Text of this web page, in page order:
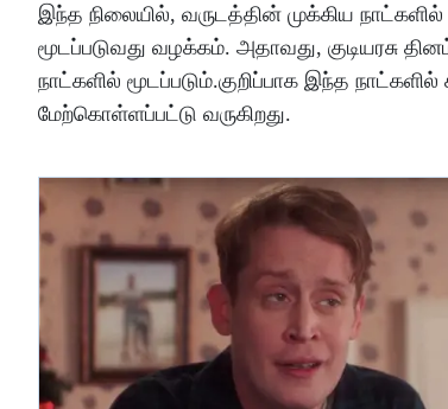
இந்த நிலையில், வருடத்தின் முக்கிய
மூடப்படுவது வழக்கம். அதாவது, குடியரசு
நாட்களில் மூடப்படும்.குறிப்பாக இந்த
மேற்கொள்ளப்பட்டு வருகிறது.